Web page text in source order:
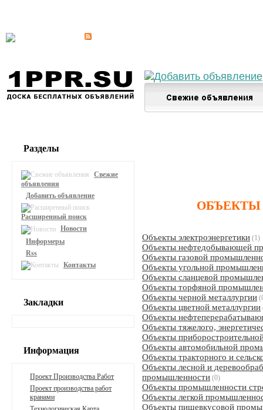
Объекты электроэнергетики (1)
Объекты нефтедобывающей
Объекты газовой
Объекты угольной
Объекты сланцевой
Объекты торфяной
Объекты черной металлургии
Объекты цветной металлургии
Объекты
Объекты тяжелого,
Объекты
Объекты автомобильной
Объекты тракторного и
Объекты лесной и
промышленности (0)
Объекты промышленности
Объекты легкой
Объекты пищевкусовой
Разделы
Свежие
объявления
Добавить объявление
Расширенный поиск
Новости
Информеры
Rss
Контакты
Закладки
Информация
Проект Производства Работ
Проект производства работ
кранами